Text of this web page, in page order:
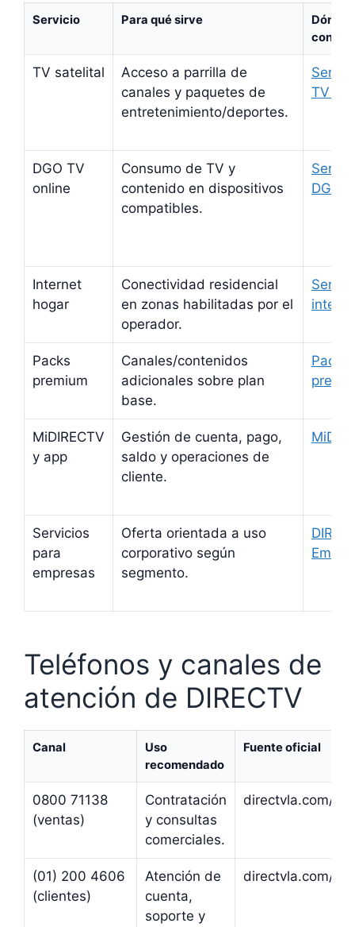
Servicio Para qué sirve
Dónde
TV satelital
Acceso a parrilla de
canales y paquetes de
entretenimiento/deportes.
TV
DGO TV
online
Consumo de TV y
contenido en dispositivos
compatibles.
DGO
Internet
hogar
Conectividad residencial
en zonas habilitadas por el
operador.
Packs
premium
Canales/contenidos
adicionales sobre plan
base.
Packs
MiDIRECTV
y app
Gestión de cuenta, pago,
saldo y operaciones de
cliente.
Servicios
para
empresas
Oferta orientada a uso
corporativo según
segmento.
Teléfonos y canales de
atención de DIRECTV
Canal
Uso
recomendado
Fuente oficial
0800 71138
(ventas)
Contratación
y consultas
comerciales.
directvla.com/pe
(01) 200 4606
(clientes)
Atención de
cuenta,
soporte y
directvla.com/pe